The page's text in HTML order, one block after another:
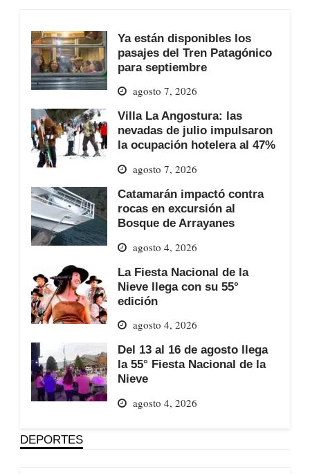
Ya están disponibles los
pasajes del Tren Patagónico
para septiembre
agosto 7, 2026
Villa La Angostura: las
nevadas de julio impulsaron
la ocupación hotelera al 47%
agosto 7, 2026
Catamarán impactó contra
rocas en excursión al
Bosque de Arrayanes
agosto 4, 2026
La Fiesta Nacional de la
Nieve llega con su 55°
edición
agosto 4, 2026
Del 13 al 16 de agosto llega
la 55° Fiesta Nacional de la
Nieve
agosto 4, 2026
DEPORTES